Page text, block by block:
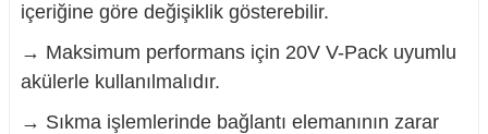
içeriğine göre değişiklik gösterebilir.
→ Maksimum performans için 20V V-Pack uyumlu
akülerle kullanılmalıdır.
→ Sıkma işlemlerinde bağlantı elemanının zarar